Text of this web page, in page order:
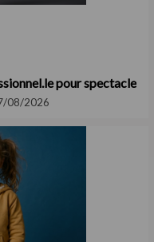
pour spectacle
08/2026